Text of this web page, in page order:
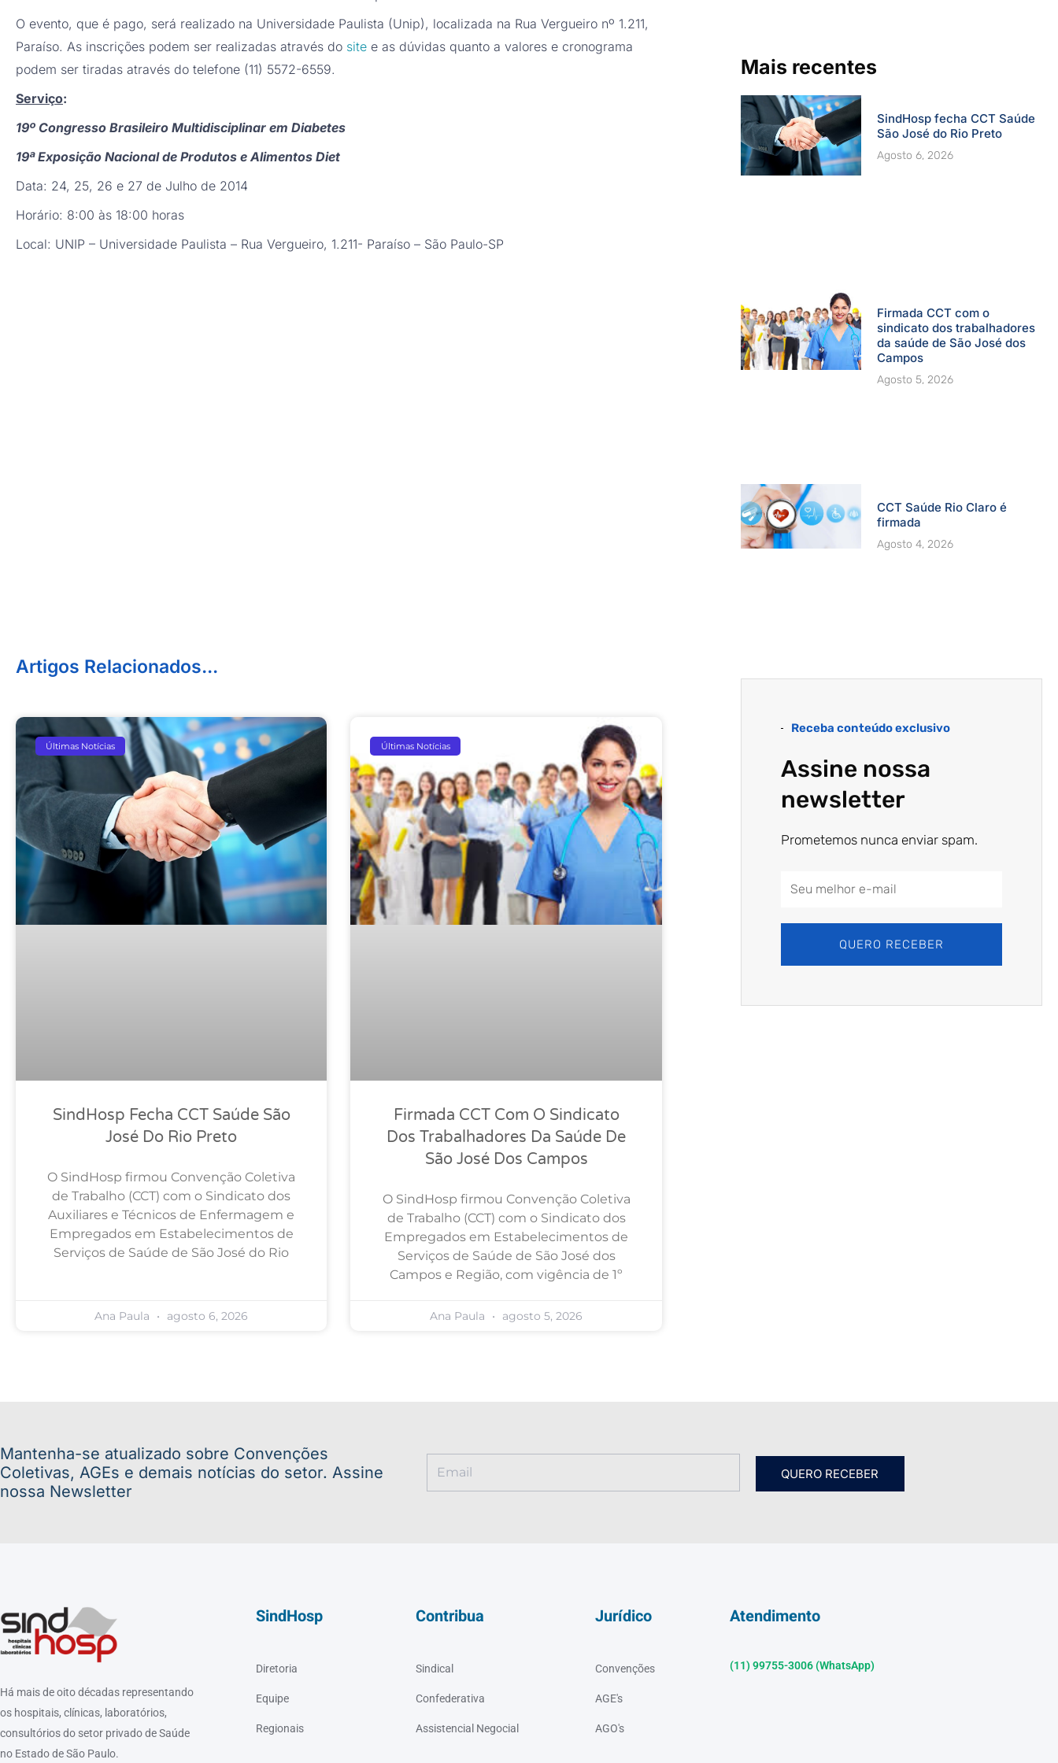
O evento, que é pago, será realizado na Universidade Paulista (Unip), localizada na Rua Vergueiro nº 1.211,
Paraíso. As inscrições podem ser realizadas através do site e as dúvidas quanto a valores e cronograma
podem ser tiradas através do telefone (11) 5572-6559.
Serviço:
19º Congresso Brasileiro Multidisciplinar em Diabetes
19ª Exposição Nacional de Produtos e Alimentos Diet
Data: 24, 25, 26 e 27 de Julho de 2014
Horário: 8:00 às 18:00 horas
Local: UNIP – Universidade Paulista – Rua Vergueiro, 1.211- Paraíso – São Paulo-SP
Artigos Relacionados...
Últimas Notícias
SindHosp Fecha CCT Saúde São
José Do Rio Preto
O SindHosp firmou Convenção Coletiva
de Trabalho (CCT) com o Sindicato dos
Auxiliares e Técnicos de Enfermagem e
Empregados em Estabelecimentos de
Serviços de Saúde de São José do Rio
Ana Paula agosto 6, 2026
Últimas Notícias
Firmada CCT Com O Sindicato
Dos Trabalhadores Da Saúde De
São José Dos Campos
O SindHosp firmou Convenção Coletiva
de Trabalho (CCT) com o Sindicato dos
Empregados em Estabelecimentos de
Serviços de Saúde de São José dos
Campos e Região, com vigência de 1º
Ana Paula agosto 5, 2026
Mais recentes
SindHosp fecha CCT Saúde
São José do Rio Preto
Agosto 6, 2026
Firmada CCT com o
sindicato dos trabalhadores
da saúde de São José dos
Campos
Agosto 5, 2026
CCT Saúde Rio Claro é
firmada
Agosto 4, 2026
Receba conteúdo exclusivo
Assine nossa
newsletter
Prometemos nunca enviar spam.
Email
QUERO RECEBER
Mantenha-se atualizado sobre Convenções
Coletivas, AGEs e demais notícias do setor. Assine
nossa Newsletter
QUERO RECEBER
Há mais de oito décadas representando
os hospitais, clínicas, laboratórios,
consultórios do setor privado de Saúde
no Estado de São Paulo.
SindHosp
Diretoria
Equipe
Regionais
Contribua
Sindical
Confederativa
Assistencial Negocial
Jurídico
Convenções
AGE's
AGO's
Atendimento
(11) 99755-3006 (WhatsApp)